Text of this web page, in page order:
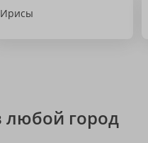
Ирисы
любой город